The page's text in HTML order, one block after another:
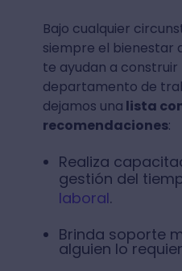
Bajo cualquier
siempre el bienestar
te ayudan a
departamento de
dejamos una lista
recomendaciones:
Realiza
gestión del
laboral.
Brinda soporte
alguien lo